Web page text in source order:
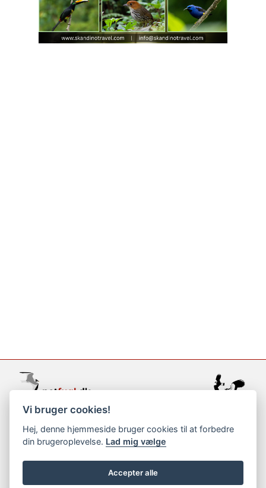
support@netfugl.dk
copyright © 2002-2023
Vi bruger cookies!
Hej, denne hjemmeside bruger cookies til at forbedre
din brugeroplevelse. Lad mig vælge
Accepter alle